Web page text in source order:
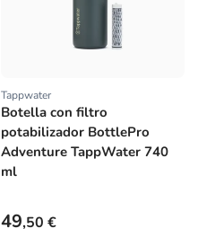
Proveedor:
Tappwater
Botella con filtro
potabilizador BottlePro
Adventure TappWater 740
ml
Precio habitual
49,50 €